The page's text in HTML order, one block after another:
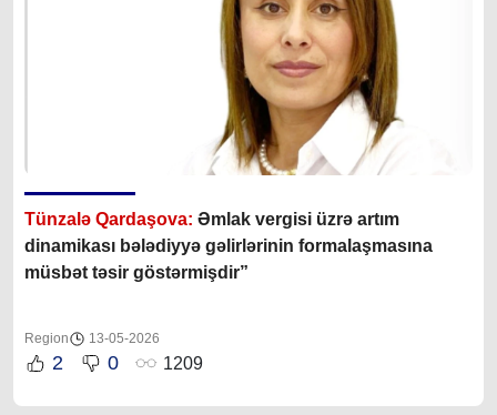
Tünzalə Qardaşova: Əmlak vergisi üzrə artım
dinamikası bələdiyyə gəlirlərinin formalaşmasına
müsbət təsir göstərmişdir”
Region 13-05-2026
2 0 1209